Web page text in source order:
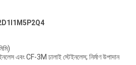
এবং CF-3M ঢালাই স্টেইনলেস; নির্মাণ উপাদান